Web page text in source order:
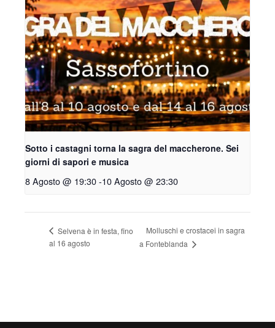
Sotto i castagni torna la sagra del maccherone. Sei
giorni di sapori e musica
8 Agosto @ 19:30-10 Agosto @ 23:30
Selvena è in festa, fino
al 16 agosto
Molluschi e crostacei in sagra
a Fonteblanda